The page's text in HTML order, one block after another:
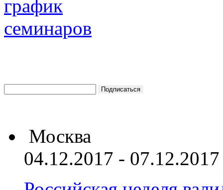
Москва
04.12.2017 - 07.12.2017